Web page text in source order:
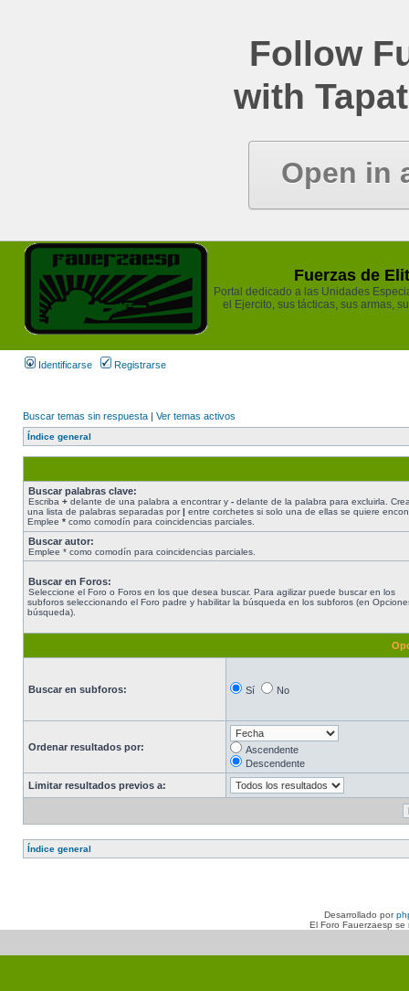
Follow
with
Open in
Fuerzas de
Portal dedicado a las Unidades
el Ejercito, sus tácticas, sus armas,
Identificarse Registrarse
Buscar temas sin respuesta | Ver temas activos
Índice general
Buscar palabras clave:
Escriba + delante de una palabra a encontrar y - delante de la palabra para excluirla.
una lista de palabras separadas por| entre corchetes si solo una de ellas se quiere
Emplee * como comodín para coincidencias parciales.
Buscar autor:
Emplee * como comodín para coincidencias parciales.
Buscar en Foros:
Seleccione el Foro o Foros en los que desea buscar. Para agilizar puede buscar en los
subforos seleccionando el Foro padre y habilitar la búsqueda en los subforos (en
búsqueda).
Buscar en subforos: Sí No
Ordenar resultados por:
Ascendente
Descendente
Limitar resultados previos a:
Índice general
Desarrollado por
El Foro Fauerzaesp